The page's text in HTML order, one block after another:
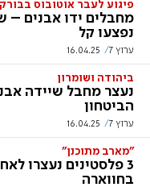
פיגוע לעבר אוטובוס
מחבלים ידו אבנים –
נפצעו קל
ערוץ 7 16.04.25
ביהודה ושומרון
נעצר מחבל שיידה
הביטחון
ערוץ 7 16.04.25
"מארב מתוכנן"
3 פלסטינים נעצרו
בחווארה